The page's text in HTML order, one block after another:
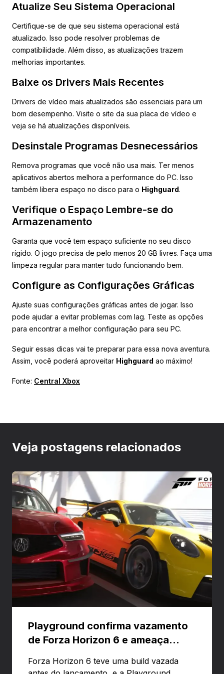
Atualize Seu Sistema Operacional
Certifique-se de que seu sistema operacional está
atualizado. Isso pode resolver problemas de
compatibilidade. Além disso, as atualizações trazem
melhorias importantes.
Baixe os Drivers Mais Recentes
Drivers de vídeo mais atualizados são essenciais para um
bom desempenho. Visite o site da sua placa de vídeo e
veja se há atualizações disponíveis.
Desinstale Programas Desnecessários
Remova programas que você não usa mais. Ter menos
aplicativos abertos melhora a performance do PC. Isso
também libera espaço no disco para o Highguard.
Verifique o Espaço Lembre-se do
Armazenamento
Garanta que você tem espaço suficiente no seu disco
rígido. O jogo precisa de pelo menos 20 GB livres. Faça uma
limpeza regular para manter tudo funcionando bem.
Configure as Configurações Gráficas
Ajuste suas configurações gráficas antes de jogar. Isso
pode ajudar a evitar problemas com lag. Teste as opções
para encontrar a melhor configuração para seu PC.
Seguir essas dicas vai te preparar para essa nova aventura.
Assim, você poderá aproveitar Highguard ao máximo!
Fonte: Central Xbox
Veja postagens relacionados
Playground confirma vazamento
de Forza Horizon 6 e ameaça
Forza Horizon 6 teve uma build vazada